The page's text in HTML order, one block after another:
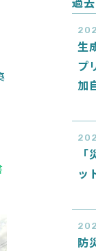
生
プ
加
ッ
防